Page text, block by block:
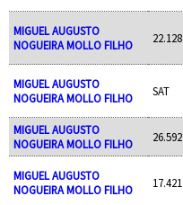
MIGUEL AUGUSTO
NOGUEIRA MOLLO FILHO
22.128
MIGUEL AUGUSTO
NOGUEIRA MOLLO FILHO
SAT
MIGUEL AUGUSTO
NOGUEIRA MOLLO FILHO
26.592
MIGUEL AUGUSTO
NOGUEIRA MOLLO FILHO
17.421